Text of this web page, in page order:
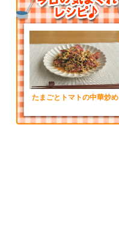
たまごとトマトの中華炒め